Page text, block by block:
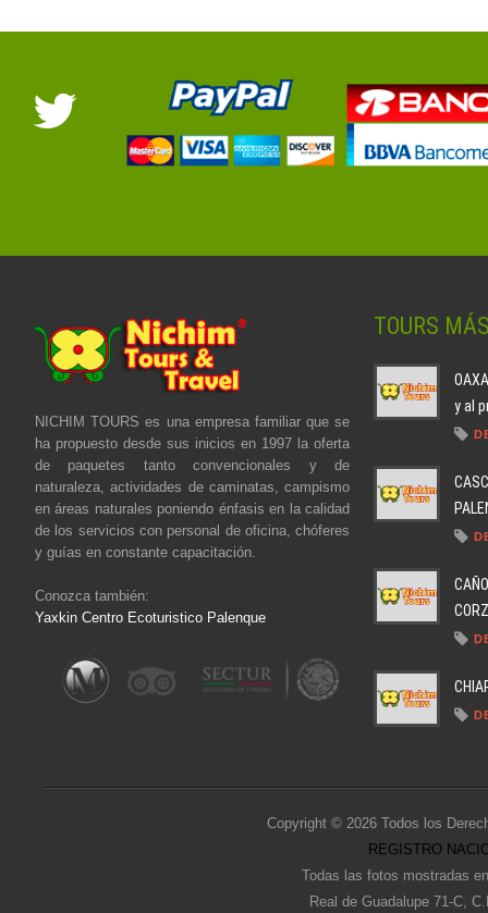
NICHIM TOURS es una empresa familiar que se
ha propuesto desde sus inicios en 1997 la oferta
de paquetes tanto convencionales y de
naturaleza, actividades de caminatas, campismo
en áreas naturales poniendo énfasis en la calidad
de los servicios con personal de oficina, chóferes
y guías en constante capacitación.
Conozca también:
Yaxkin Centro Ecoturistico Palenque
TOURS
y al
Copyright © 2026 Todos los
REGISTRO
Todas las fotos mostradas
Real de Guadalupe 71-C,